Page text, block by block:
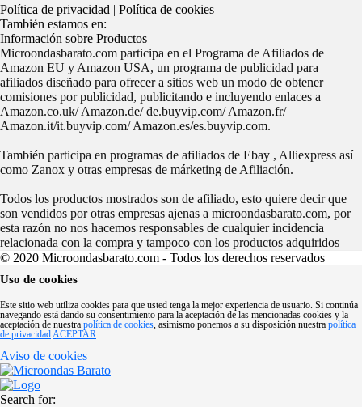
Política de privacidad | Política de cookies
También estamos en:
Información sobre Productos
Microondasbarato.com participa en el Programa de Afiliados de
Amazon EU y Amazon USA, un programa de publicidad para
afiliados diseñado para ofrecer a sitios web un modo de obtener
comisiones por publicidad, publicitando e incluyendo enlaces a
Amazon.co.uk/ Amazon.de/ de.buyvip.com/ Amazon.fr/
Amazon.it/it.buyvip.com/ Amazon.es/es.buyvip.com.
También participa en programas de afiliados de Ebay , Alliexpress así
como Zanox y otras empresas de márketing de Afiliación.
Todos los productos mostrados son de afiliado, esto quiere decir que
son vendidos por otras empresas ajenas a microondasbarato.com, por
esta razón no nos hacemos responsables de cualquier incidencia
relacionada con la compra y tampoco con los productos adquiridos
© 2020 Microondasbarato.com - Todos los derechos reservados
Uso de cookies
Este sitio web utiliza cookies para que usted tenga la mejor experiencia de usuario. Si continúa
navegando está dando su consentimiento para la aceptación de las mencionadas cookies y la
aceptación de nuestra política de cookies, asimismo ponemos a su disposición nuestra política
de privacidadACEPTAR
Aviso de cookies
Search for: